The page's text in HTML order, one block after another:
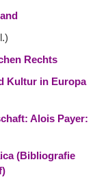
Rechts
Kultur in Europa
Alois Payer:
(Bibliografie